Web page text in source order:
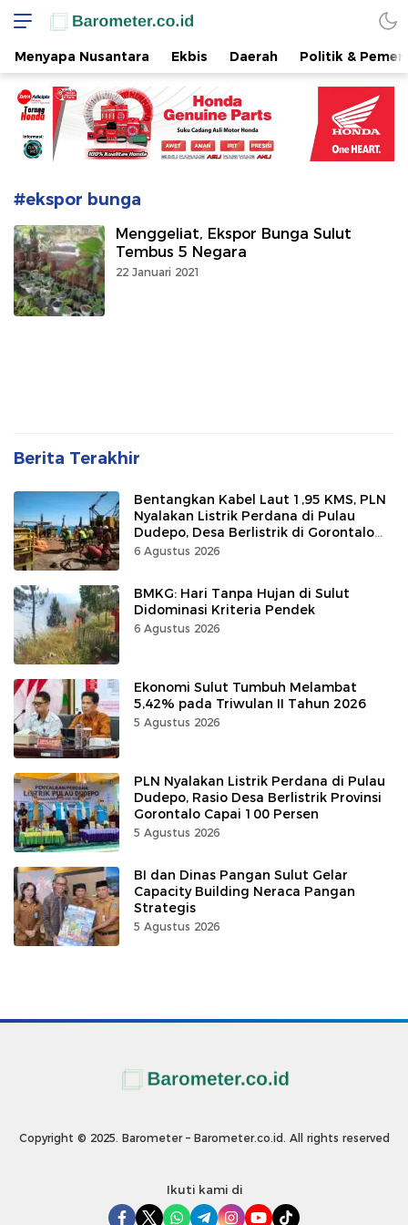
www.barometer.co.id
Berita Terkini di Sulawesi Utara
Menyapa Nusantara Ekbis Daerah Politik &
#ekspor bunga
Menggeliat, Ekspor Bunga Sulut
Tembus 5 Negara
22 Januari 2021
Berita Terakhir
Bentangkan Kabel Laut 1,95 KMS, PLN
Nyalakan Listrik Perdana di Pulau
Dudepo, Desa Berlistrik di Gorontalo
100 Persen
6 Agustus 2026
BMKG: Hari Tanpa Hujan di Sulut
Didominasi Kriteria Pendek
6 Agustus 2026
Ekonomi Sulut Tumbuh Melambat
5,42% pada Triwulan II Tahun 2026
5 Agustus 2026
PLN Nyalakan Listrik Perdana di Pulau
Dudepo, Rasio Desa Berlistrik Provinsi
Gorontalo Capai 100 Persen
5 Agustus 2026
BI dan Dinas Pangan Sulut Gelar
Capacity Building Neraca Pangan
Strategis
5 Agustus 2026
Copyright © 2025. Barometer – Barometer.co.id. All rights reserved
Ikuti kami di